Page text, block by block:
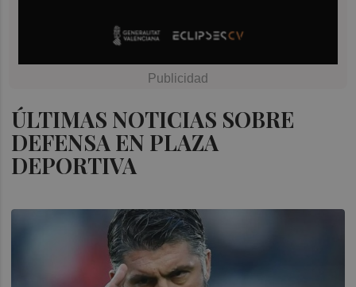
ÚLTIMAS NOTICIAS SOBRE
DEFENSA EN PLAZA
DEPORTIVA